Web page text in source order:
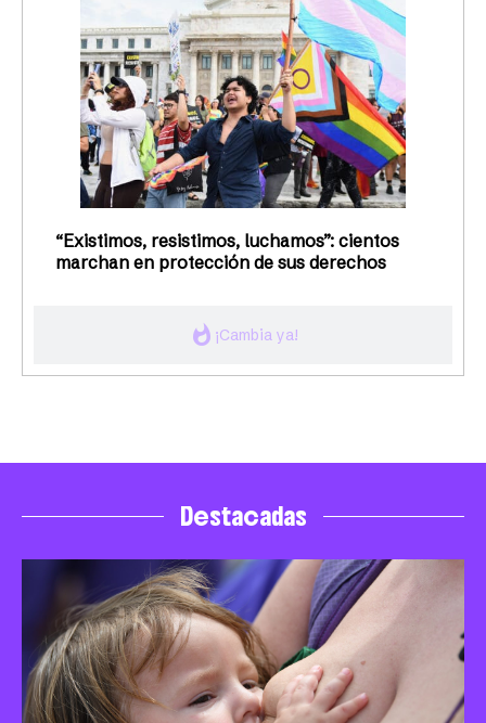
whatshot ¡Cambia ya!
“Existimos, resistimos, luchamos”: cientos
marchan en protección de sus derechos
Destacadas